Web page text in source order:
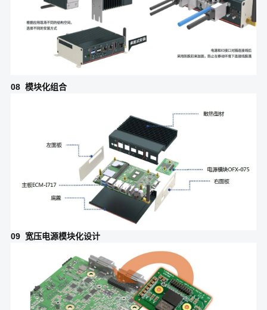
08 模块化组合
09 宽压电源模块化设计